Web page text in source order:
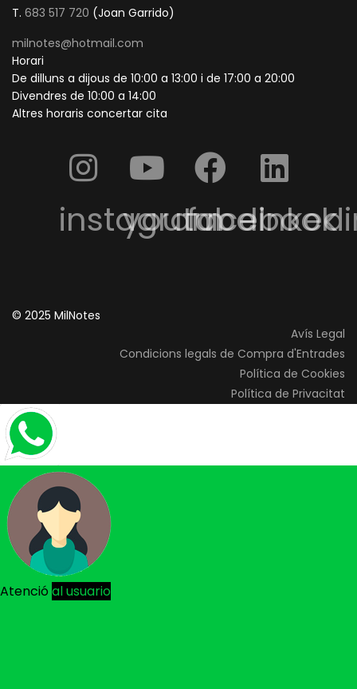
T. 683 517 720 (Joan Garrido)
milnotes@hotmail.com
Horari
De dilluns a dijous de 10:00 a 13:00 i de 17:00 a 20:00
Divendres de 10:00 a 14:00
Altres horaris concertar cita
instagram
youtube
facebook
© 2025 MilNotes
Avís Legal
Condicions legals de Compra d'Entrades
Política de Cookies
Política de Privacitat
Atenció al usuario